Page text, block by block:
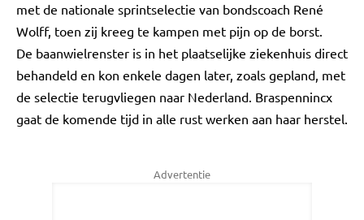
met de nationale sprintselectie van bondscoach René
Wolff, toen zij kreeg te kampen met pijn op de borst.
De baanwielrenster is in het plaatselijke ziekenhuis direct
behandeld en kon enkele dagen later, zoals gepland, met
de selectie terugvliegen naar Nederland. Braspennincx
gaat de komende tijd in alle rust werken aan haar herstel.
Advertentie